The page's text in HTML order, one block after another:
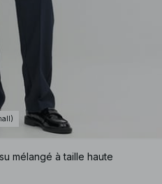
mélangé à taille haute